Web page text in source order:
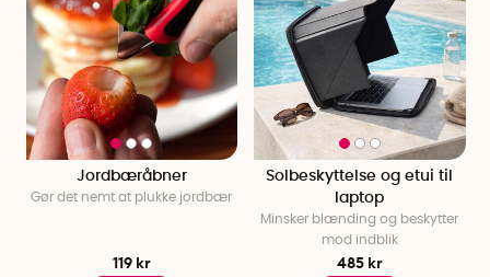
Jordbæråbner
Gør det nemt at plukke jordbær
119 kr
Solbeskyttelse og etui til
laptop
Minsker blænding og beskytter
mod indblik
485 kr